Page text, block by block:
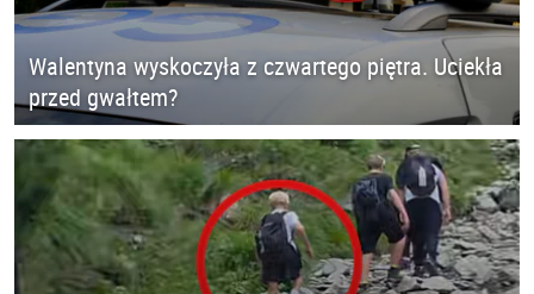
Walentyna wyskoczyła z czwartego piętra. Uciekła
przed gwałtem?